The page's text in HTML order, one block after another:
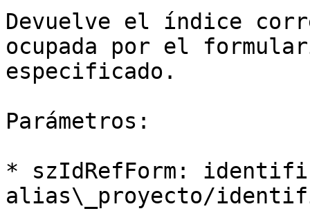
Devuelve el índice
ocupada por el
especificado.
Parámetros:
* szIdRefForm:
alias\_proyecto/